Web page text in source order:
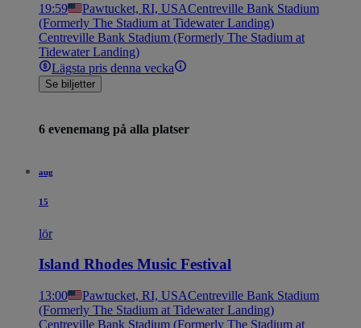
19:59 Pawtucket, RI, USACentreville Bank Stadium
(Formerly The Stadium at Tidewater Landing)
Centreville Bank Stadium (Formerly The Stadium at
Tidewater Landing)
Lägsta pris denna vecka
Se biljetter
6 evenemang på alla platser
aug
15
lör
Island Rhodes Music Festival
13:00 Pawtucket, RI, USACentreville Bank Stadium
(Formerly The Stadium at Tidewater Landing)
Centreville Bank Stadium (Formerly The Stadium at